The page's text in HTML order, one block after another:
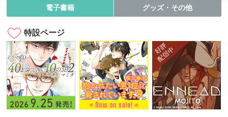
電子書籍 グッズ・その他
特設ページ